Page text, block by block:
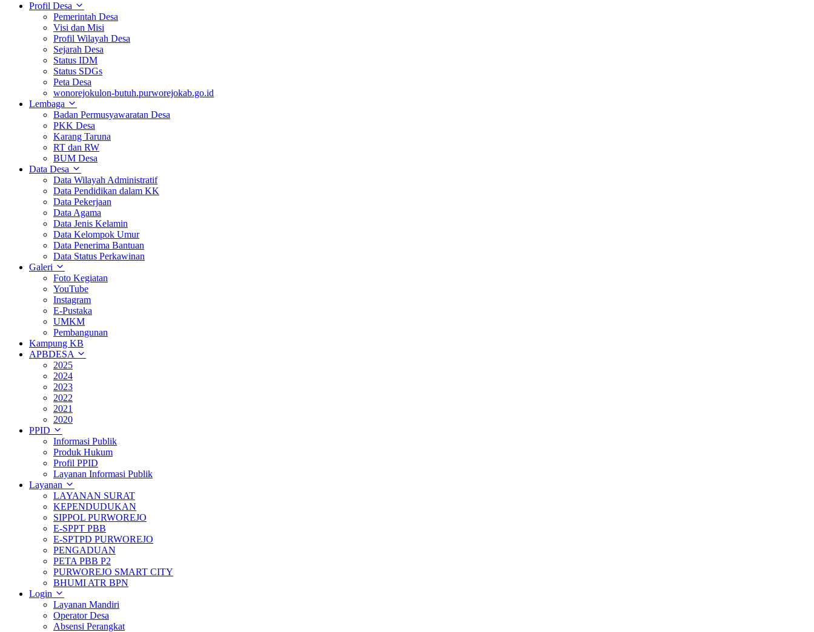
Profil Desa
Pemerintah Desa
Visi dan Misi
Profil Wilayah Desa
Sejarah Desa
Status IDM
Status SDGs
Peta Desa
wonorejokulon-butuh.purworejokab.go.id
Lembaga
Badan Permusyawaratan Desa
PKK Desa
Karang Taruna
RT dan RW
BUM Desa
Data Desa
Data Wilayah Administratif
Data Pendidikan dalam KK
Data Pekerjaan
Data Agama
Data Jenis Kelamin
Data Kelompok Umur
Data Penerima Bantuan
Data Status Perkawinan
Galeri
Foto Kegiatan
YouTube
Instagram
E-Pustaka
UMKM
Pembangunan
Kampung KB
APBDESA
2025
2024
2023
2022
2021
2020
PPID
Informasi Publik
Produk Hukum
Profil PPID
Layanan Informasi Publik
Layanan
LAYANAN SURAT
KEPENDUDUKAN
SIPPOL PURWOREJO
E-SPPT PBB
E-SPTPD PURWOREJO
PENGADUAN
PETA PBB P2
PURWOREJO SMART CITY
BHUMI ATR BPN
Login
Layanan Mandiri
Operator Desa
Absensi Perangkat